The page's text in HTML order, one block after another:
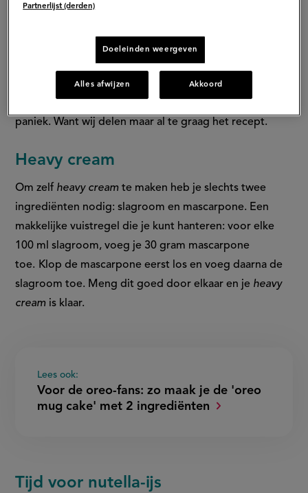
hebt is een pot Nutella én
room'. De room is te vergelijken met slagroom, maar
deze variant bevat nét wat meer vet. Helaas, is dit
product niet kant-en-klaar in de Nederlandse
supermarkten te verkrijgen maar dat is geen reden tot
paniek. Want wij delen maar al te graag het recept.
Heavy cream
Om zelf heavy cream te maken heb je slechts twee
ingrediënten nodig: slagroom en mascarpone. Een
makkelijke vuistregel die je kunt hanteren: voor elke
100 ml slagroom, voeg je 30 gram mascarpone
toe. Klop de mascarpone eerst los en voeg daarna de
slagroom toe. Meng dit goed door elkaar en je heavy
cream is klaar.
Lees ook:
Voor de oreo-fans: zo maak je de 'oreo
mug cake' met 2 ingrediënten
Tijd voor nutella-ijs
Partnerlijst (derden)
Doeleinden weergeven
Alles afwijzen Akkoord